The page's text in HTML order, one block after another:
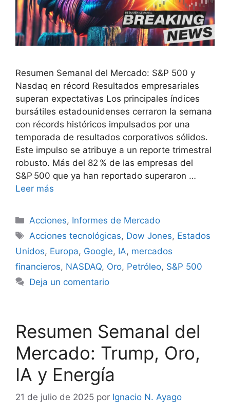
Resumen Semanal del Mercado: S&P 500 y
Nasdaq en récord Resultados empresariales
superan expectativas Los principales índices
bursátiles estadounidenses cerraron la semana
con récords históricos impulsados por una
temporada de resultados corporativos sólidos.
Este impulso se atribuye a un reporte trimestral
robusto. Más del 82 % de las empresas del
S&P 500 que ya han reportado superaron …
Leer más
Categorías
Acciones, Informes de Mercado
Etiquetas
Acciones tecnológicas, Dow Jones, Estados
Unidos, Europa, Google, IA, mercados
financieros, NASDAQ, Oro, Petróleo, S&P 500
Deja un comentario
Resumen Semanal del
Mercado: Trump, Oro,
IA y Energía
21 de julio de 2025 por Ignacio N. Ayago